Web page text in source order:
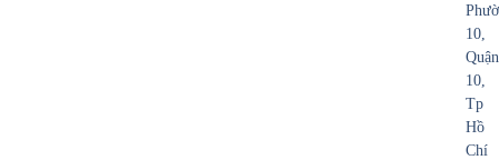
10,
Quận
10,
Tp
Hồ
Chí